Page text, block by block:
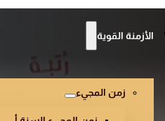
الأزمنة القوية
زمن المجيء